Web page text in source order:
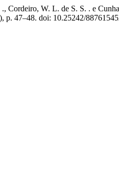
Cordeiro, W. L. de S. S. . e
p. 47–48. doi: 10.25242/